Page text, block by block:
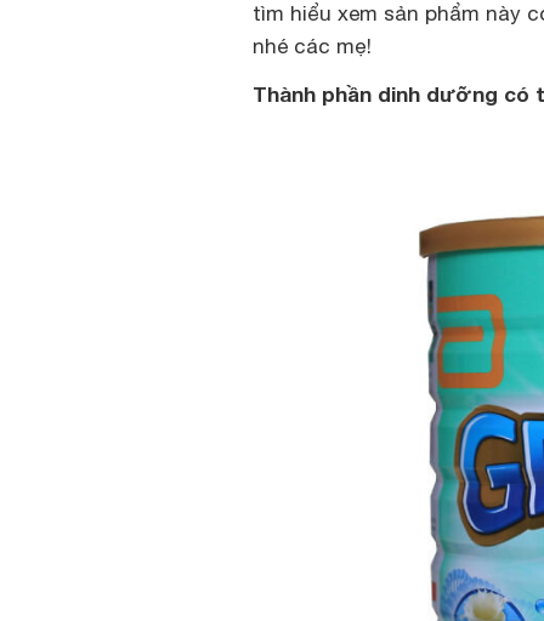
tìm hiểu xem sản phẩm này
nhé các mẹ!
Thành phần dinh dưỡng